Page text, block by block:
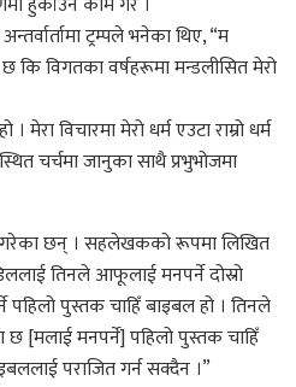
ट्रम्पले भनेका थिए, “म
कि विगतका वर्षहरूमा मन्डलीसित मेरो
। मेरा विचारमा मेरो धर्म एउटा राम्रो धर्म
चर्चमा जानुका साथै प्रभुभोजमा
गरेका छन् । सहलेखकको रूपमा लिखित
तिनले आफूलाई मनपर्ने दोस्रो
पुस्तक चाहिँ बाइबल हो । तिनले
[मलाई मनपर्ने] पहिलो पुस्तक चाहिँ
पराजित गर्न सक्दैन ।”